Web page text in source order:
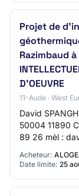
Projet de
Razimbaud à
D'OEUVRE
11-Aude · West
David
50004 11890
89 26 mèl :
Acheteur:
Date limite: 25